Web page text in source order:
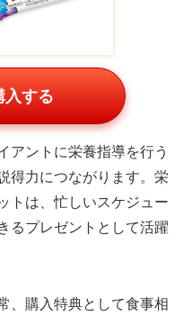
する
アントに栄養指導を行う
得力につながります。栄
トは、忙しいスケジュー
るプレゼントとして活躍
、購入特典として食事相